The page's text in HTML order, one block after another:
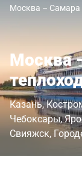
Москва – Самара
Москва
Казань
Чебоксары
Свияжск